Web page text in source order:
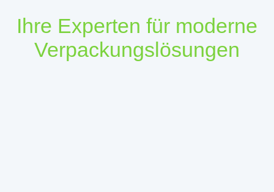
Ihre Experten für moderne
Verpackungslösungen